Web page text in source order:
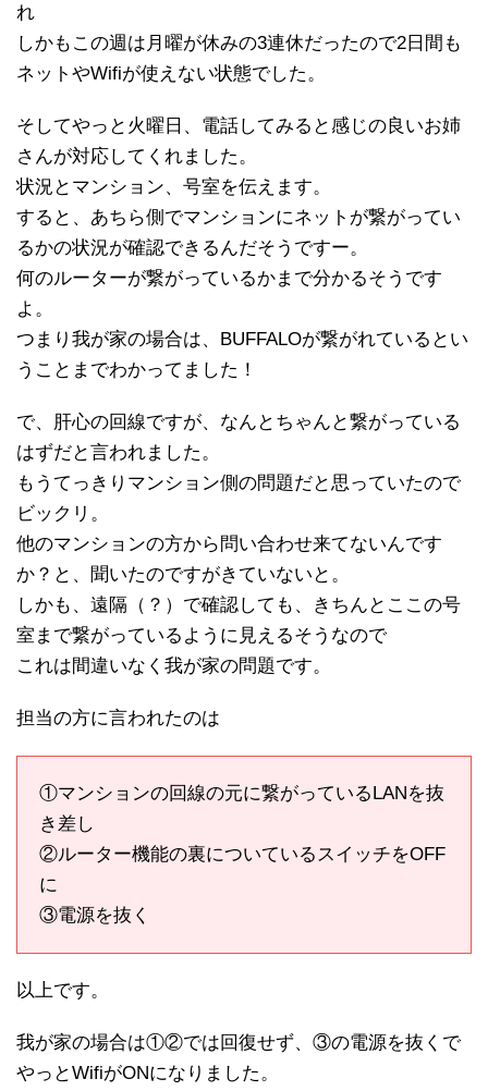
れ
しかもこの週は月曜が休みの3連休だったので2日間も
ネットやWifiが使えない状態でした。
そしてやっと火曜日、電話してみると感じの良いお姉
さんが対応してくれました。
状況とマンション、号室を伝えます。
すると、あちら側でマンションにネットが繋がってい
るかの状況が確認できるんだそうですー。
何のルーターが繋がっているかまで分かるそうです
よ。
つまり我が家の場合は、BUFFALOが繋がれているとい
うことまでわかってました！
で、肝心の回線ですが、なんとちゃんと繋がっている
はずだと言われました。
もうてっきりマンション側の問題だと思っていたので
ビックリ。
他のマンションの方から問い合わせ来てないんです
か？と、聞いたのですがきていないと。
しかも、遠隔（？）で確認しても、きちんとここの号
室まで繋がっているように見えるそうなので
これは間違いなく我が家の問題です。
担当の方に言われたのは
①マンションの回線の元に繋がっているLANを抜
き差し
②ルーター機能の裏についているスイッチをOFF
に
③電源を抜く
以上です。
我が家の場合は①②では回復せず、③の電源を抜くで
やっとWifiがONになりました。